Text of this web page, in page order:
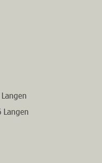
Langen